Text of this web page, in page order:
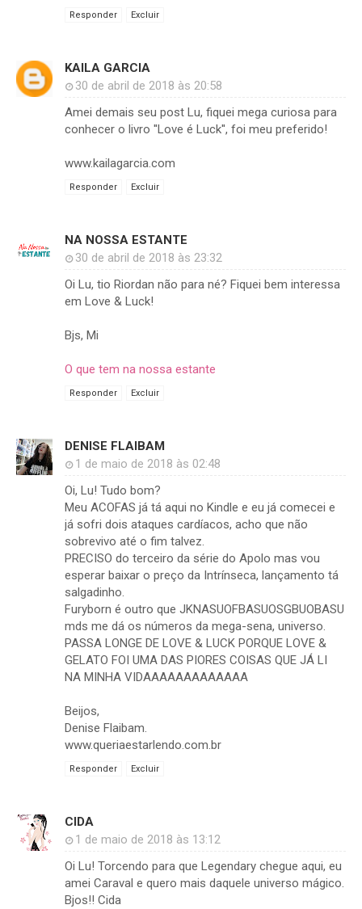
Responder Excluir
KAILA GARCIA
30 de abril de 2018 às 20:58
Amei demais seu post Lu, fiquei mega curiosa para
conhecer o livro ''Love é Luck'', foi meu preferido!
www.kailagarcia.com
Responder Excluir
NA NOSSA ESTANTE
30 de abril de 2018 às 23:32
Oi Lu, tio Riordan não para né? Fiquei bem interessa
em Love & Luck!
Bjs, Mi
O que tem na nossa estante
Responder Excluir
DENISE FLAIBAM
1 de maio de 2018 às 02:48
Oi, Lu! Tudo bom?
Meu ACOFAS já tá aqui no Kindle e eu já comecei e
já sofri dois ataques cardíacos, acho que não
sobrevivo até o fim talvez.
PRECISO do terceiro da série do Apolo mas vou
esperar baixar o preço da Intrínseca, lançamento tá
salgadinho.
Furyborn é outro que JKNASUOFBASUOSGBUOBASU
mds me dá os números da mega-sena, universo.
PASSA LONGE DE LOVE & LUCK PORQUE LOVE &
GELATO FOI UMA DAS PIORES COISAS QUE JÁ LI
NA MINHA VIDAAAAAAAAAAAAA
Beijos,
Denise Flaibam.
www.queriaestarlendo.com.br
Responder Excluir
CIDA
1 de maio de 2018 às 13:12
Oi Lu! Torcendo para que Legendary chegue aqui, eu
amei Caraval e quero mais daquele universo mágico.
Bjos!! Cida